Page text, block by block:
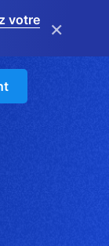
votre
×